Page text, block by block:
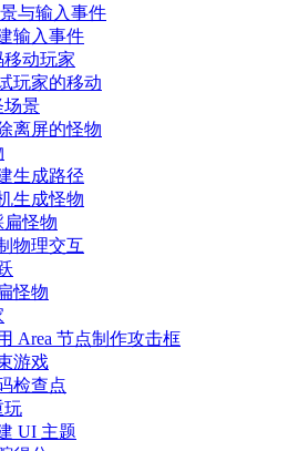
与输入事件
输入事件
动玩家
玩家的移动
场景
离屏的怪物
生成路径
生成怪物
扁怪物
物理交互
怪物
Area 节点制作攻击框
游戏
检查点
玩
UI 主题